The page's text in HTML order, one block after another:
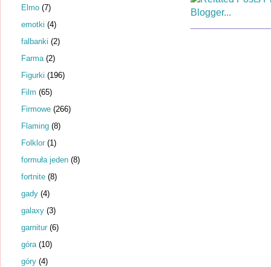
Elmo (7)
emotki (4)
falbanki (2)
Farma (2)
Figurki (196)
Film (65)
Firmowe (266)
Flaming (8)
Folklor (1)
formuła jeden (8)
fortnite (8)
gady (4)
galaxy (3)
garnitur (6)
góra (10)
góry (4)